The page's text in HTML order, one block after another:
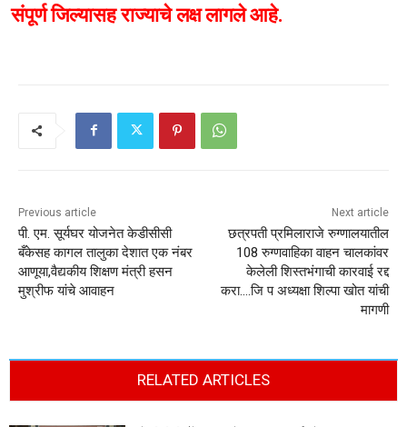
संपूर्ण जिल्यासह राज्याचे लक्ष लागले आहे.
Previous article
पी. एम. सूर्यघर योजनेत केडीसीसी
बँकेसह कागल तालुका देशात एक नंबर
आणूया,वैद्यकीय शिक्षण मंत्री हसन
मुश्रीफ यांचे आवाहन
Next article
छत्रपती प्रमिलाराजे रुग्णालयातील
108 रुग्णवाहिका वाहन चालकांवर
केलेली शिस्तभंगाची कारवाई रद्द
करा….जि प अध्यक्षा शिल्पा खोत यांची
मागणी
RELATED ARTICLES